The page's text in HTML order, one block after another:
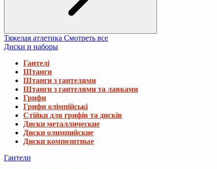
Тяжелая атлетика Смотреть все
Диски и наборы
Гантелі
Штанги
Штанги з гантелями
Штанги з гантелями та лавками
Грифи
Грифи олімпійські
Стійки для грифів та дисків
Диски металлические
Диски олимпийские
Диски композитные
Гантели